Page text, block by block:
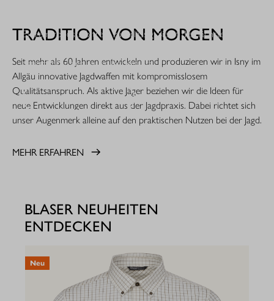
Extrem robust. Extrem zuverlässig: Sie ist die nächste
gemacht für den rauen Jagdeinsatz.
MEHR ERFAHREN
TRADITION VON MORGEN
Seit mehr als 60 Jahren entwickeln und produzieren wir in Isny im
Allgäu innovative Jagdwaffen mit kompromisslosem
Qualitätsanspruch. Als aktive Jäger beziehen wir die Ideen für
neue Entwicklungen direkt aus der Jagdpraxis. Dabei richtet sich
unser Augenmerk alleine auf den praktischen Nutzen bei der Jagd.
MEHR ERFAHREN
BLASER NEUHEITEN
ENTDECKEN
Neu